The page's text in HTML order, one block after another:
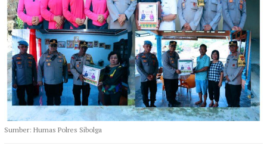
Sumber: Humas Polres Sibolga